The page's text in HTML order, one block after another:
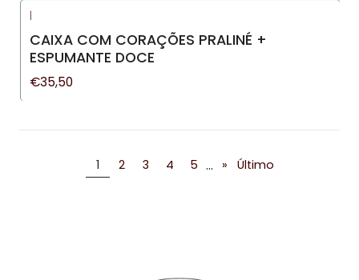
|
CAIXA COM CORAÇÕES PRALINÉ +
ESPUMANTE DOCE
€35,50
1 2 3 4 5 ... » Último